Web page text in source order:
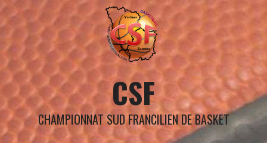
Aller
au
CSF
CHAMPIONNAT SUD FRANCILIEN DE BASKET